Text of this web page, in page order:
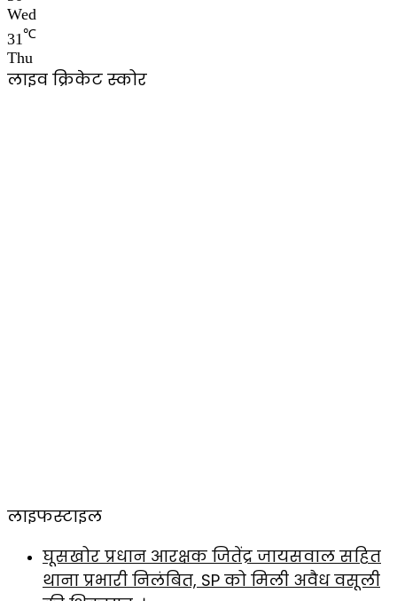
Wed
31℃
Thu
लाइव क्रिकेट स्कोर
लाइफस्टाइल
घूसखोर प्रधान आरक्षक जितेंद्र जायसवाल सहित
थाना प्रभारी निलंबित, SP को मिली अवैध वसूली